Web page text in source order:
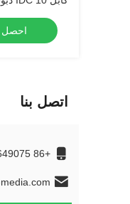
احصل
اتصل بنا
+86 13924649075